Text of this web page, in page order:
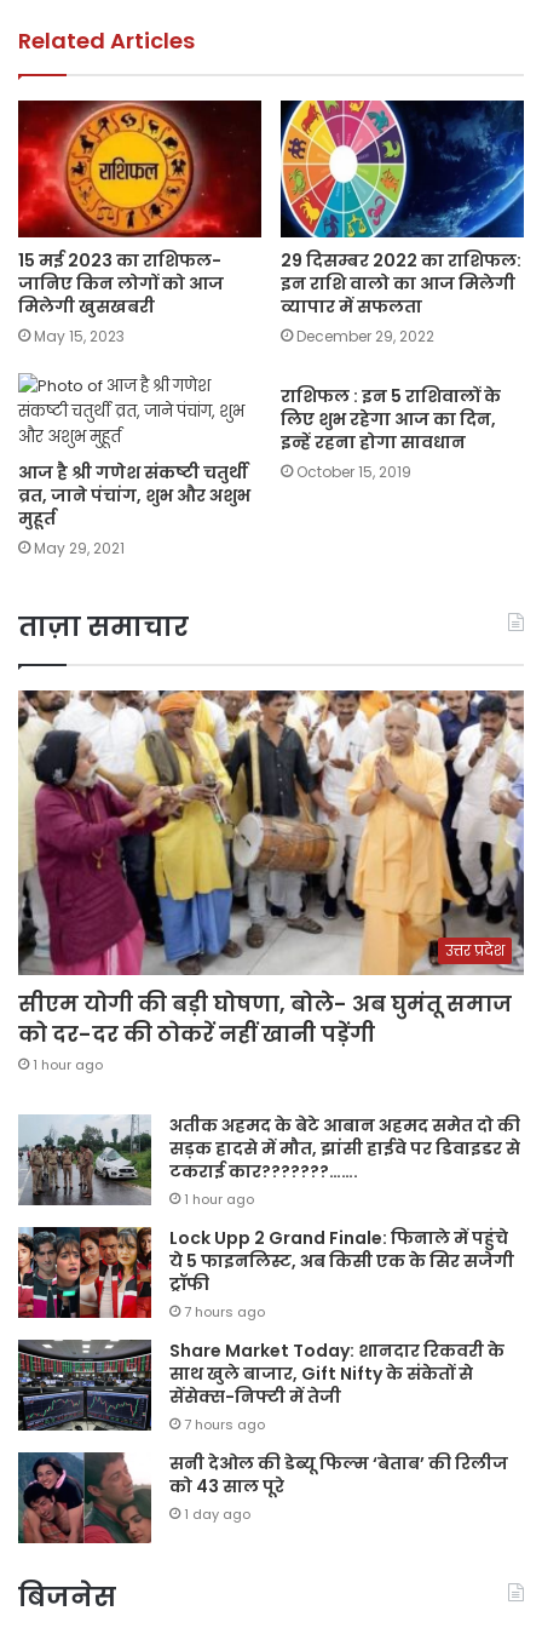
k
Related Articles
15 मई 2023 का राशिफल-
जानिए किन लोगों को आज
मिलेगी खुसखबरी
May 15, 2023
29 दिसम्बर 2022 का राशिफल:
इन राशि वालो का आज मिलेगी
व्यापार में सफलता
December 29, 2022
आज है श्री गणेश संकष्टी चतुर्थी
व्रत, जाने पंचांग, शुभ और अशुभ
मुहूर्त
May 29, 2021
राशिफल : इन 5 राशिवालों के
लिए शुभ रहेगा आज का दिन,
इन्हें रहना होगा सावधान
October 15, 2019
ताज़ा समाचार
उत्तर प्रदेश
सीएम योगी की बड़ी घोषणा, बोले- अब घुमंतू समाज
को दर-दर की ठोकरें नहीं खानी पड़ेंगी
1 hour ago
अतीक अहमद के बेटे आबान अहमद समेत दो की
सड़क हादसे में मौत, झांसी हाईवे पर डिवाइडर से
टकराई कार???????…….
1 hour ago
Lock Upp 2 Grand Finale: फिनाले में पहुंचे
ये 5 फाइनलिस्ट, अब किसी एक के सिर सजेगी
ट्रॉफी
7 hours ago
Share Market Today: शानदार रिकवरी के
साथ खुले बाजार, Gift Nifty के संकेतों से
सेंसेक्स-निफ्टी में तेजी
7 hours ago
सनी देओल की डेब्यू फिल्म ‘बेताब’ की रिलीज
को 43 साल पूरे
1 day ago
बिजनेस